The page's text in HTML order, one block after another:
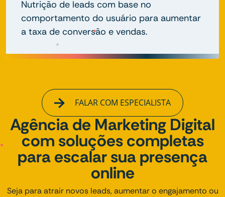
Nutrição de leads com base no
comportamento do usuário para aumentar
a taxa de conversão e vendas.
FALAR COM ESPECIALISTA
Agência de Marketing Digital
com soluções completas
para escalar sua presença
online
Seja para atrair novos leads, aumentar o engajamento ou